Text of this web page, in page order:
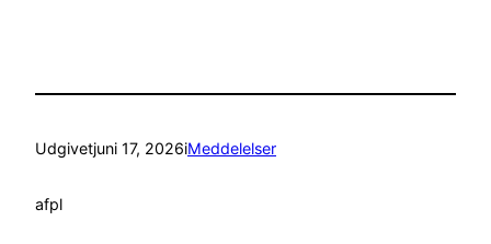
Udgivetjuni 17, 2026iMeddelelser
afpl